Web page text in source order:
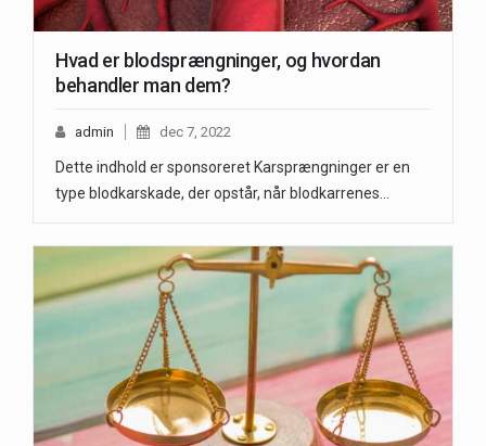
Hvad er blodsprængninger, og hvordan
behandler man dem?
admin dec 7, 2022
Dette indhold er sponsoreret Karsprængninger er en
type blodkarskade, der opstår, når blodkarrenes…